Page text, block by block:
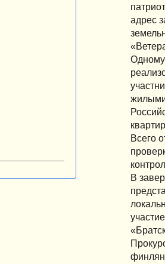
адрес
Одному
жилыми
Всего
В